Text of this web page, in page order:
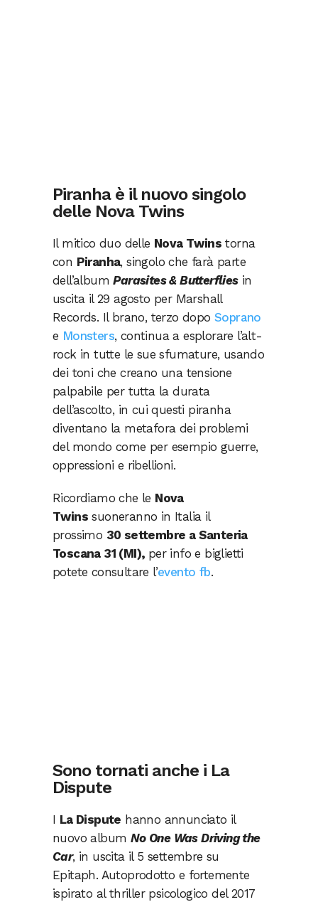
Piranha è il nuovo singolo
delle Nova Twins
Il mitico duo delle Nova Twins torna
con Piranha, singolo che farà parte
dell’albumParasites & Butterflies in
uscita il 29 agosto per Marshall
Records. Il brano, terzo dopo Soprano
e Monsters, continua a esplorare l’alt-
rock in tutte le sue sfumature, usando
dei toni che creano una tensione
palpabile per tutta la durata
dell’ascolto, in cui questi piranha
diventano la metafora dei problemi
del mondo come per esempio guerre,
oppressioni e ribellioni.
Ricordiamo che le Nova
Twins suoneranno in Italia il
prossimo 30 settembre a Santeria
Toscana 31 (MI), per info e biglietti
potete consultare l’evento fb.
Sono tornati anche i La
Dispute
I La Dispute hanno annunciato il
nuovo album No One Was Driving the
Car, in uscita il 5 settembre su
Epitaph. Autoprodotto e fortemente
ispirato al thriller psicologico del 2017